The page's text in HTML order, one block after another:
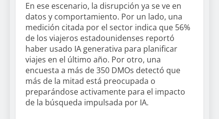
En ese escenario, la disrupción ya se ve en
datos y comportamiento. Por un lado, una
medición citada por el sector indica que 56%
de los viajeros estadounidenses reportó
haber usado IA generativa para planificar
viajes en el último año. Por otro, una
encuesta a más de 350 DMOs detectó que
más de la mitad está preocupada o
preparándose activamente para el impacto
de la búsqueda impulsada por IA.